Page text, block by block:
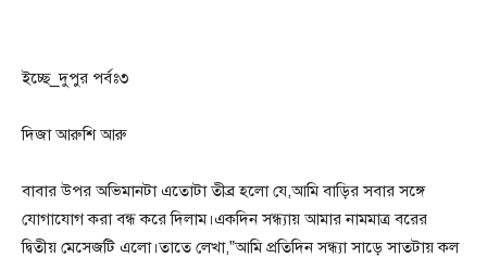
ইচ্ছে_দুপুর পর্বঃ৩
দিজা আরুশি আরু
বাবার উপর অভিমানটা এতোটা তীব্র হলো যে,আমি বাড়ির সবার সঙ্গে
যোগাযোগ করা বন্ধ করে দিলাম।একদিন সন্ধ্যায় আমার নামমাত্র বরের
দ্বিতীয় মেসেজটি এলো।তাতে লেখা,”আমি প্রতিদিন সন্ধ্যা সাড়ে সাতটায় কল